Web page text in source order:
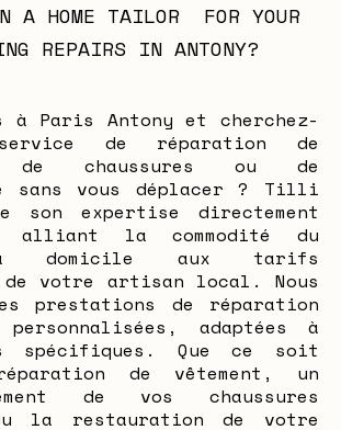
A HOME TAILOR  FOR YOUR
REPAIRS IN ANTONY?
à Paris Antony et cherchez-
de réparation de
de chaussures ou de
sans vous déplacer ? Tilli
son expertise directement
alliant la commodité du
domicile aux tarifs
votre artisan local. Nous
prestations de réparation
personnalisées, adaptées à
spécifiques. Que ce soit
de vêtement, un
de vos chaussures
la restauration de votre